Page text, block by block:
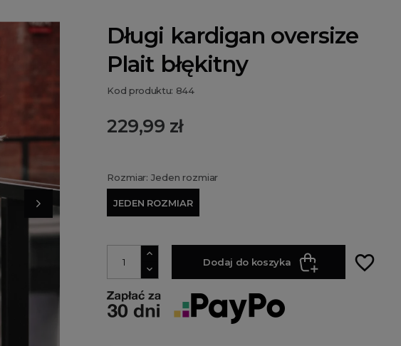
Długi kardigan oversize
Plait błękitny
Kod produktu: 844
229,99 zł
Rozmiar: Jeden rozmiar
JEDEN ROZMIAR
Dodaj do koszyka favorite_border